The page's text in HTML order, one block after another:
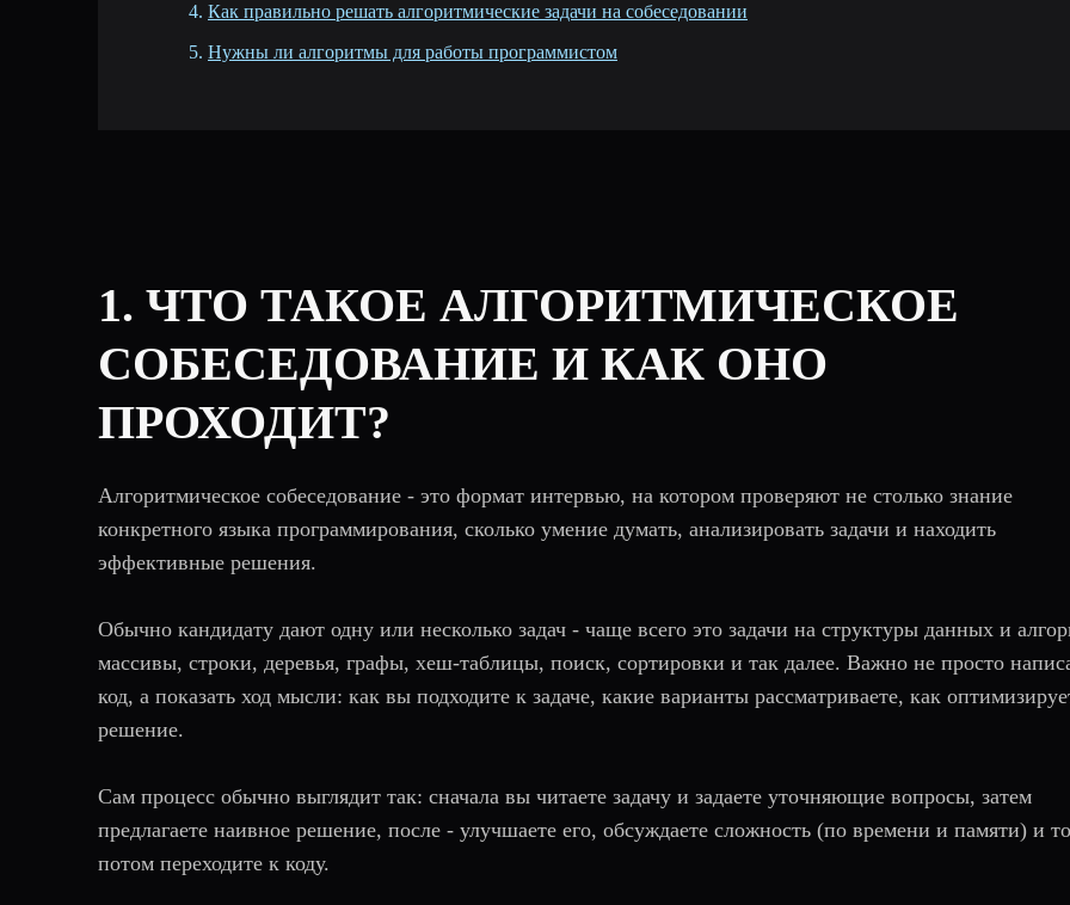
Как правильно решать алгоритмические задачи на собеседовании
Нужны ли алгоритмы для работы программистом
1. ЧТО ТАКОЕ АЛГОРИТМИЧЕСКОЕ
СОБЕСЕДОВАНИЕ И КАК ОНО
ПРОХОДИТ?
Алгоритмическое собеседование - это формат интервью, на котором проверяют не столько знание
конкретного языка программирования, сколько умение думать, анализировать задачи и находить
эффективные решения.
Обычно кандидату дают одну или несколько задач - чаще всего это задачи на структуры данных и
массивы, строки, деревья, графы, хеш-таблицы, поиск, сортировки и так далее. Важно не просто
код, а показать ход мысли: как вы подходите к задаче, какие варианты рассматриваете, как
решение.
Сам процесс обычно выглядит так: сначала вы читаете задачу и задаете уточняющие вопросы, затем
предлагаете наивное решение, после - улучшаете его, обсуждаете сложность (по времени и памяти) и
потом переходите к коду.